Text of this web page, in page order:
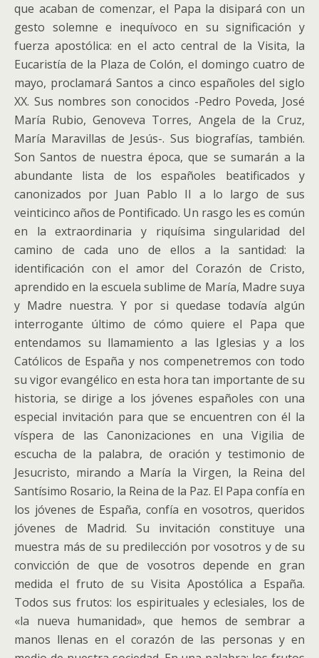
que acaban de comenzar, el Papa la disipará con un
gesto solemne e inequívoco en su significación y
fuerza apostólica: en el acto central de la Visita, la
Eucaristía de la Plaza de Colón, el domingo cuatro de
mayo, proclamará Santos a cinco españoles del siglo
XX. Sus nombres son conocidos -Pedro Poveda, José
María Rubio, Genoveva Torres, Angela de la Cruz,
María Maravillas de Jesús-. Sus biografías, también.
Son Santos de nuestra época, que se sumarán a la
abundante lista de los españoles beatificados y
canonizados por Juan Pablo II a lo largo de sus
veinticinco años de Pontificado. Un rasgo les es común
en la extraordinaria y riquísima singularidad del
camino de cada uno de ellos a la santidad: la
identificación con el amor del Corazón de Cristo,
aprendido en la escuela sublime de María, Madre suya
y Madre nuestra. Y por si quedase todavía algún
interrogante último de cómo quiere el Papa que
entendamos su llamamiento a las Iglesias y a los
Católicos de España y nos compenetremos con todo
su vigor evangélico en esta hora tan importante de su
historia, se dirige a los jóvenes españoles con una
especial invitación para que se encuentren con él la
víspera de las Canonizaciones en una Vigilia de
escucha de la palabra, de oración y testimonio de
Jesucristo, mirando a María la Virgen, la Reina del
Santísimo Rosario, la Reina de la Paz. El Papa confía en
los jóvenes de España, confía en vosotros, queridos
jóvenes de Madrid. Su invitación constituye una
muestra más de su predilección por vosotros y de su
convicción de que de vosotros depende en gran
medida el fruto de su Visita Apostólica a España.
Todos sus frutos: los espirituales y eclesiales, los de
«la nueva humanidad», que hemos de sembrar a
manos llenas en el corazón de las personas y en